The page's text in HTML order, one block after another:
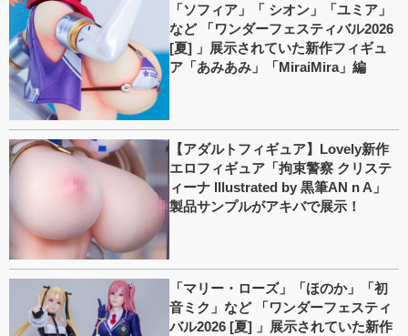
「ソフィア」「 シオン」「ユミア」
など 「ワンダーフェスティバル2026
[夏] 」展示されていた新作フィギュ
ア「あみあみ」「MiraiMira」編
【アダルトフィギュア】Lovely新作
エロフィギュア「拘束警察 クリステ
ィーナ Illustrated by 黒筆AN n A」
製品サンプルがアキバで展示！
「マリー・ローズ」「ほのか」「初
音ミク」など 「ワンダーフェスティ
バル2026 [夏] 」展示されていた新作